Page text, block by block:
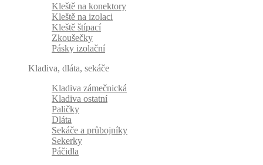
Kleště na konektory
Kleště na izolaci
Kleště štípací
Zkoušečky
Pásky izolační
Kladiva, dláta, sekáče
Kladiva zámečnická
Kladiva ostatní
Paličky
Dláta
Sekáče a průbojníky
Sekerky
Páčidla